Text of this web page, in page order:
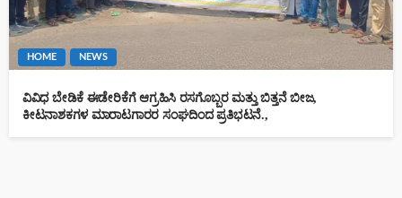
HOME NEWS
ವಿವಿಧ ಬೇಡಿಕೆ ಈಡೇರಿಕೆಗೆ ಆಗ್ರಹಿಸಿ ರಸಗೊಬ್ಬರ ಮತ್ತು ಬಿತ್ತನೆ ಬೀಜ,
ಕೀಟನಾಶಕಗಳ ಮಾರಾಟಗಾರರ ಸಂಘದಿಂದ ಪ್ರತಿಭಟನೆ.,